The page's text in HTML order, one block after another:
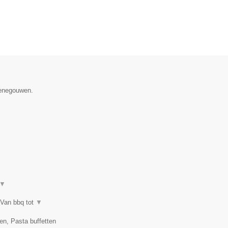
▼
bbq tot ▼
Pasta buffetten